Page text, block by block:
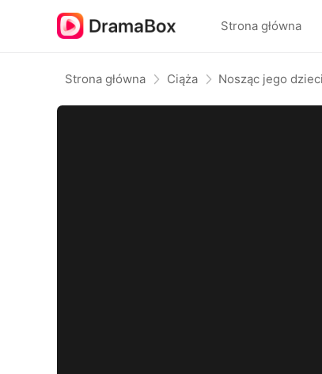
Strona główna
Strona główna Ciąża Nosząc jego